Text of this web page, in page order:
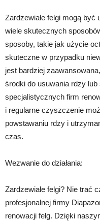
Zardzewiałe felgi mogą
wiele skutecznych
sposoby, takie jak użycie
skuteczne w przypadku
jest bardziej
środki do usuwania rdzy lub
specjalistycznych firm
i regularne czyszczenie
powstawaniu rdzy i
czas.
Wezwanie do działania:
Zardzewiałe felgi? Nie trać
profesjonalnej firmy
renowacji felg. Dzięki